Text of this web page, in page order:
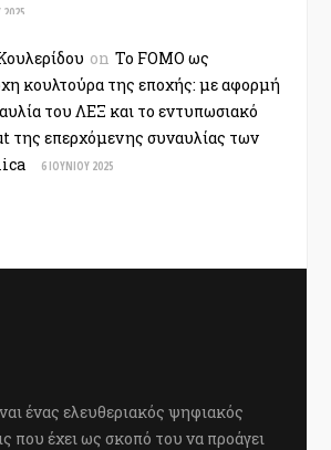
2025
on Το FOMO ως
κουλτούρα της εποχής: με αφορμή
του ΛΕΞ και το εντυπωσιακό
της επερχόμενης συναυλίας των
6 ΙΟΥΝΊΟΥ 2025
ένας ελευθεριακός ψηφιακός
που έχει ως σκοπό του να προάγει